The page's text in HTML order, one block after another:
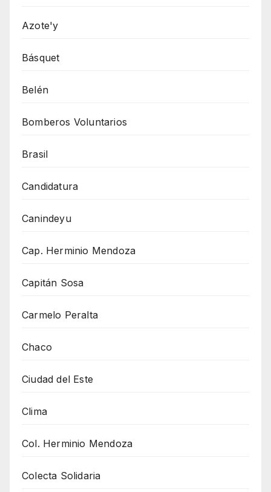
Azote'y
Básquet
Belén
Bomberos Voluntarios
Brasil
Candidatura
Canindeyu
Cap. Herminio Mendoza
Capitán Sosa
Carmelo Peralta
Chaco
Ciudad del Este
Clima
Col. Herminio Mendoza
Colecta Solidaria